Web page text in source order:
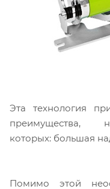
Эта технология
преимущества,
которых: большая
Помимо этой